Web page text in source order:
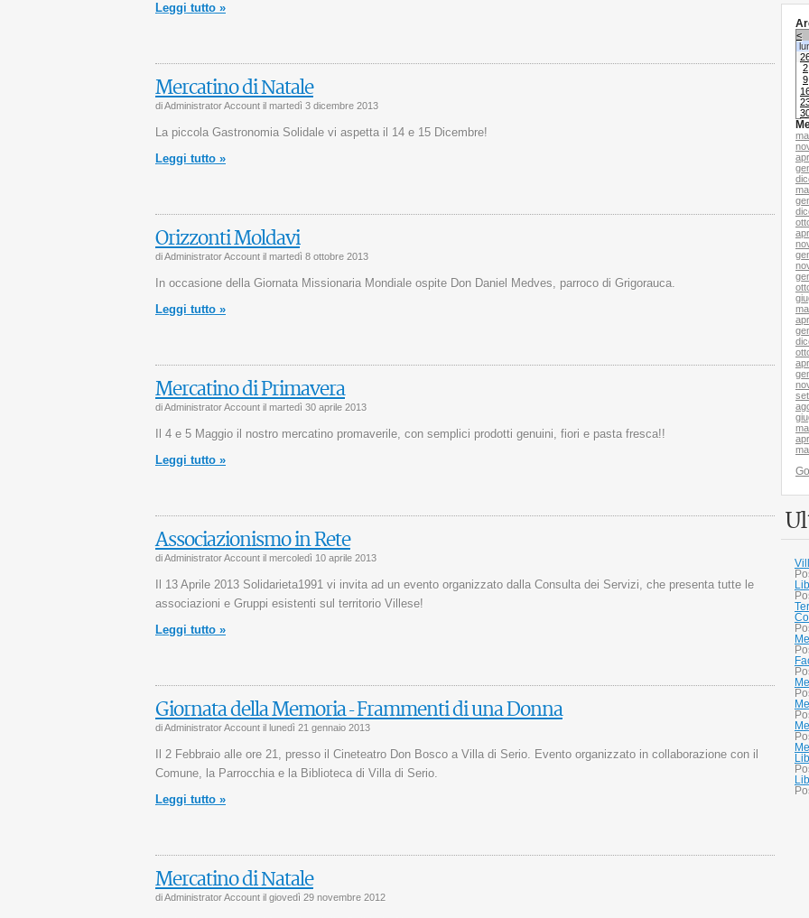
Leggi tutto »
Mercatino di Natale
di Administrator Account il martedì 3 dicembre 2013
La piccola Gastronomia Solidale vi aspetta il 14 e 15 Dicembre!
Leggi tutto »
Orizzonti Moldavi
di Administrator Account il martedì 8 ottobre 2013
In occasione della Giornata Missionaria Mondiale ospite Don Daniel Medves, parroco di Grigorauca.
Leggi tutto »
Mercatino di Primavera
di Administrator Account il martedì 30 aprile 2013
Il 4 e 5 Maggio il nostro mercatino promaverile, con semplici prodotti genuini, fiori e pasta fresca!!
Leggi tutto »
Associazionismo in Rete
di Administrator Account il mercoledì 10 aprile 2013
Il 13 Aprile 2013 Solidarieta1991 vi invita ad un evento organizzato dalla Consulta dei Servizi, che presenta tutte le
associazioni e Gruppi esistenti sul territorio Villese!
Leggi tutto »
Giornata della Memoria - Frammenti di una Donna
di Administrator Account il lunedì 21 gennaio 2013
Il 2 Febbraio alle ore 21, presso il Cineteatro Don Bosco a Villa di Serio. Evento organizzato in collaborazione con il
Comune, la Parrocchia e la Biblioteca di Villa di Serio.
Leggi tutto »
Mercatino di Natale
di Administrator Account il giovedì 29 novembre 2012
<
2
9
Go